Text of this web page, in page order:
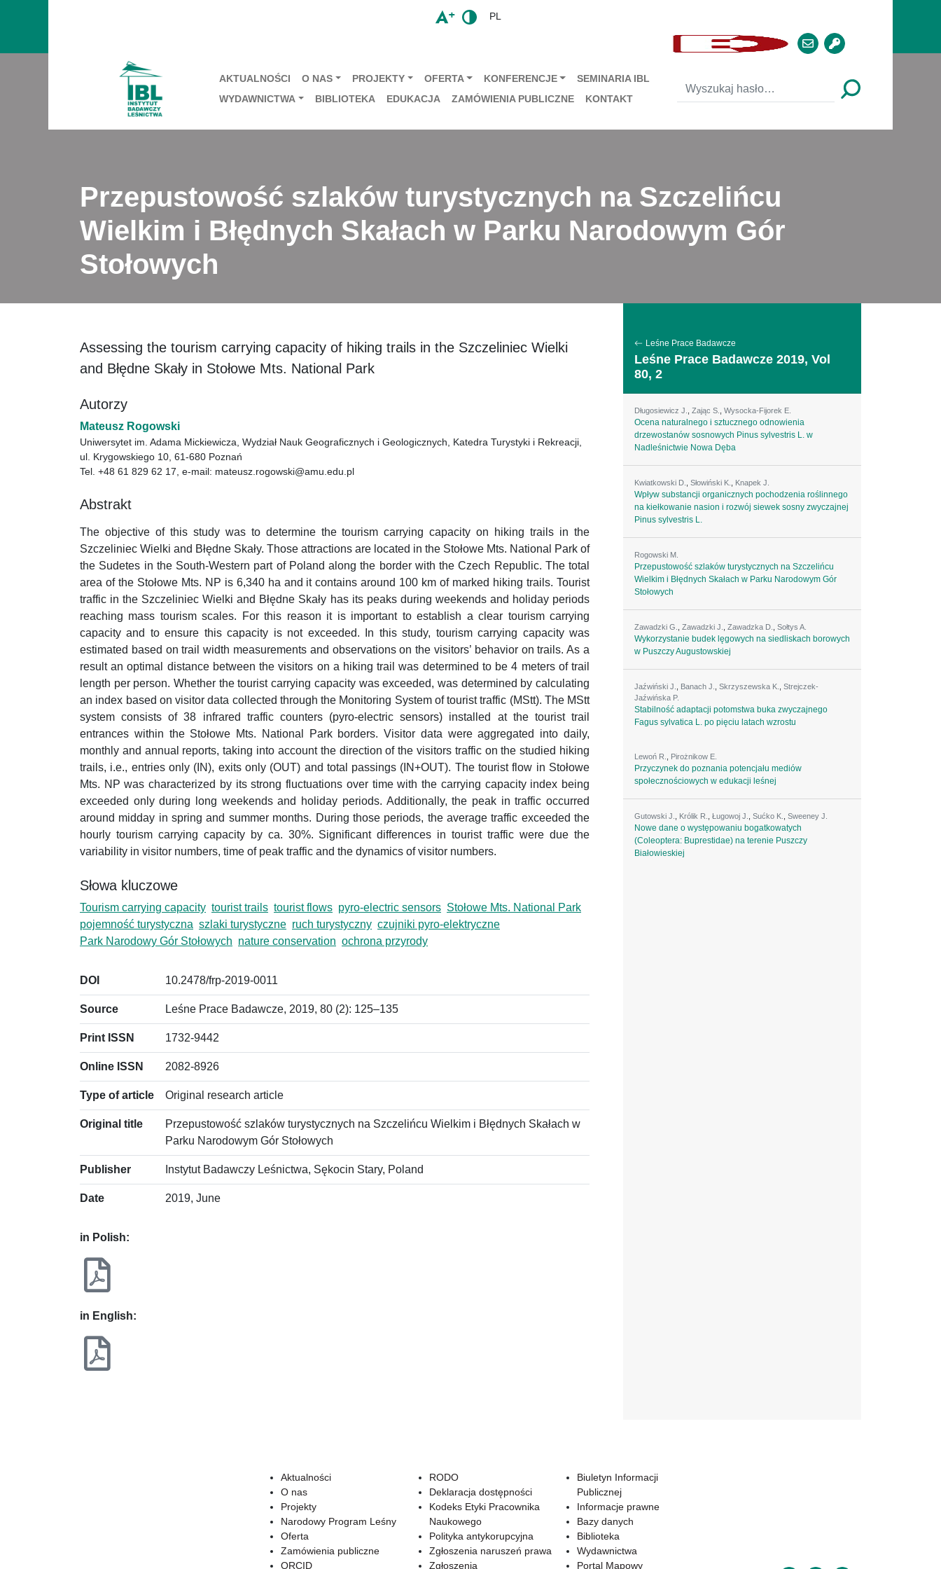
PL
AKTUALNOŚCI O NAS PROJEKTY OFERTA KONFERENCJE
SEMINARIA IBL
WYDAWNICTWA
BIBLIOTEKA EDUKACJA ZAMÓWIENIA PUBLICZNE KONTAKT
Przepustowość szlaków turystycznych na Szczelińcu
Wielkim i Błędnych Skałach w Parku Narodowym Gór
Stołowych
Assessing the tourism carrying capacity of hiking trails in the Szczeliniec Wielki
and Błędne Skały in Stołowe Mts. National Park
Autorzy
Mateusz Rogowski
Uniwersytet im. Adama Mickiewicza, Wydział Nauk Geograficznych i Geologicznych, Katedra Turystyki i Rekreacji,
ul. Krygowskiego 10, 61-680 Poznań
Tel. +48 61 829 62 17, e-mail: mateusz.rogowski@amu.edu.pl
Abstrakt
The objective of this study was to determine the tourism carrying capacity on hiking trails in the
Szczeliniec Wielki and Błędne Skały. Those attractions are located in the Stołowe Mts. National Park of
the Sudetes in the South-Western part of Poland along the border with the Czech Republic. The total
area of the Stołowe Mts. NP is 6,340 ha and it contains around 100 km of marked hiking trails. Tourist
traffic in the Szczeliniec Wielki and Błędne Skały has its peaks during weekends and holiday periods
reaching mass tourism scales. For this reason it is important to establish a clear tourism carrying
capacity and to ensure this capacity is not exceeded. In this study, tourism carrying capacity was
estimated based on trail width measurements and observations on the visitors’ behavior on trails. As a
result an optimal distance between the visitors on a hiking trail was determined to be 4 meters of trail
length per person. Whether the tourist carrying capacity was exceeded, was determined by calculating
an index based on visitor data collected through the Monitoring System of tourist traffic (MStt). The MStt
system consists of 38 infrared traffic counters (pyro-electric sensors) installed at the tourist trail
entrances within the Stołowe Mts. National Park borders. Visitor data were aggregated into daily,
monthly and annual reports, taking into account the direction of the visitors traffic on the studied hiking
trails, i.e., entries only (IN), exits only (OUT) and total passings (IN+OUT). The tourist flow in Stołowe
Mts. NP was characterized by its strong fluctuations over time with the carrying capacity index being
exceeded only during long weekends and holiday periods. Additionally, the peak in traffic occurred
around midday in spring and summer months. During those periods, the average traffic exceeded the
hourly tourism carrying capacity by ca. 30%. Significant differences in tourist traffic were due the
variability in visitor numbers, time of peak traffic and the dynamics of visitor numbers.
Słowa kluczowe
Tourism carrying capacity tourist trails tourist flows pyro-electric sensors Stołowe Mts. National Park
pojemność turystyczna szlaki turystyczne ruch turystyczny czujniki pyro-elektryczne
Park Narodowy Gór Stołowych nature conservation ochrona przyrody
DOI 10.2478/frp-2019-0011
Source Leśne Prace Badawcze, 2019, 80 (2): 125–135
Print ISSN 1732-9442
Online ISSN 2082-8926
Type of article Original research article
Original title
Przepustowość szlaków turystycznych na Szczelińcu Wielkim i Błędnych Skałach w
Parku Narodowym Gór Stołowych
Publisher Instytut Badawczy Leśnictwa, Sękocin Stary, Poland
Date 2019, June
in Polish:
in English:
Leśne Prace Badawcze
Leśne Prace Badawcze 2019, Vol
80, 2
Długosiewicz J. Zając S. Wysocka-Fijorek E.
Ocena naturalnego i sztucznego odnowienia
drzewostanów sosnowych Pinus sylvestris L. w
Nadleśnictwie Nowa Dęba
Kwiatkowski D. Słowiński K. Knapek J.
Wpływ substancji organicznych pochodzenia roślinnego
na kiełkowanie nasion i rozwój siewek sosny zwyczajnej
Pinus sylvestris L.
Rogowski M.
Przepustowość szlaków turystycznych na Szczelińcu
Wielkim i Błędnych Skałach w Parku Narodowym Gór
Stołowych
Zawadzki G. Zawadzki J. Zawadzka D. Sołtys A.
Wykorzystanie budek lęgowych na siedliskach borowych
w Puszczy Augustowskiej
Jaźwiński J. Banach J. Skrzyszewska K.
Strejczek-
Jaźwińska P.
Stabilność adaptacji potomstwa buka zwyczajnego
Fagus sylvatica L. po pięciu latach wzrostu
Lewoń R. Pirożnikow E.
Przyczynek do poznania potencjału mediów
społecznościowych w edukacji leśnej
Gutowski J. Królik R. Ługowoj J. Sućko K. Sweeney J.
Nowe dane o występowaniu bogatkowatych
(Coleoptera: Buprestidae) na terenie Puszczy
Białowieskiej
Aktualności
O nas
Projekty
Narodowy Program Leśny
Oferta
Zamówienia publiczne
ORCID
RODO
Deklaracja dostępności
Kodeks Etyki Pracownika
Naukowego
Polityka antykorupcyjna
Zgłoszenia naruszeń prawa
Zgłoszenia
Biuletyn Informacji
Publicznej
Informacje prawne
Bazy danych
Biblioteka
Wydawnictwa
Portal Mapowy